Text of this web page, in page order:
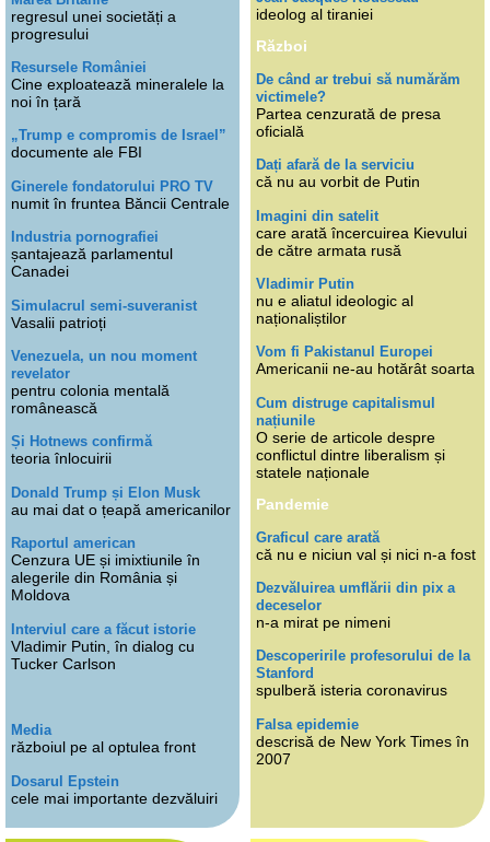
regresul unei societăți a
progresului
Resursele României
Cine exploatează mineralele la
noi în țară
„Trump e compromis de Israel”
documente ale FBI
Ginerele fondatorului PRO TV
numit în fruntea Băncii Centrale
Industria pornografiei
șantajează parlamentul
Canadei
Simulacrul semi-suveranist
Vasalii patrioți
Venezuela, un nou moment
revelator
pentru colonia mentală
românească
Și Hotnews confirmă
teoria înlocuirii
Donald Trump și Elon Musk
au mai dat o țeapă americanilor
Raportul american
Cenzura UE și imixtiunile în
alegerile din România și
Moldova
Interviul care a făcut istorie
Vladimir Putin, în dialog cu
Tucker Carlson
Media
războiul pe al optulea front
Dosarul Epstein
cele mai importante dezvăluiri
ideolog al tiraniei
Război
De când ar trebui să numărăm
victimele?
Partea cenzurată de presa
oficială
Dați afară de la serviciu
că nu au vorbit de Putin
Imagini din satelit
care arată încercuirea Kievului
de către armata rusă
Vladimir Putin
nu e aliatul ideologic al
naționaliștilor
Vom fi Pakistanul Europei
Americanii ne-au hotărât soarta
Cum distruge capitalismul
națiunile
O serie de articole despre
conflictul dintre liberalism și
statele naționale
Pandemie
Graficul care arată
că nu e niciun val și nici n-a fost
Dezvăluirea umflării din pix a
deceselor
n-a mirat pe nimeni
Descoperirile profesorului de la
Stanford
spulberă isteria coronavirus
Falsa epidemie
descrisă de New York Times în
2007